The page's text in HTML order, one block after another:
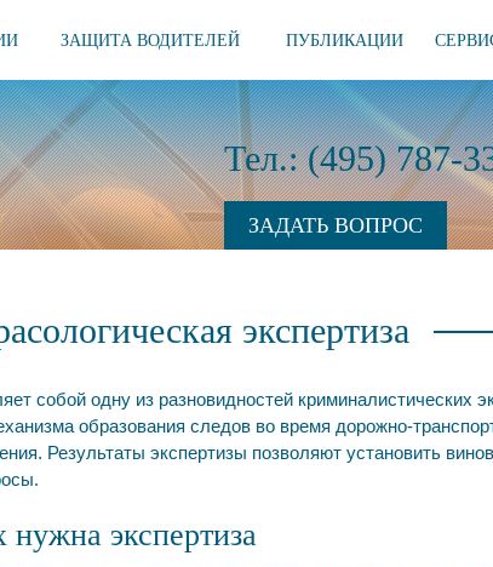
ЗАЩИТА ВОДИТЕЛЕЙ ПУБЛИКАЦИИ
Тел.: (495) 787-
ЗАДАТЬ ВОПРОС
экспертиза
собой одну из разновидностей криминалистических
образования следов во время дорожно-
Результаты экспертизы позволяют установить
экспертиза